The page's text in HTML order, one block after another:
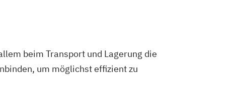
beim Transport und Lagerung die
um möglichst effizient zu